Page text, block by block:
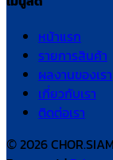
หน้าแรก
รายการสินค้า
ผลงานของเรา
เกี่ยวกับเรา
ติดต่อเรา
© 2026